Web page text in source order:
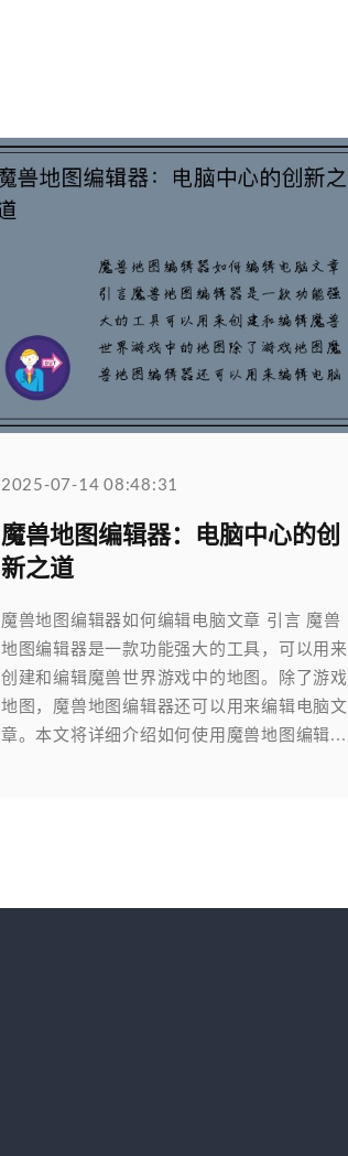
2025-07-14 08:48:31
魔兽地图编辑器：电脑中心的创
新之道
魔兽地图编辑器如何编辑电脑文章 引言 魔兽
地图编辑器是一款功能强大的工具，可以用来
创建和编辑魔兽世界游戏中的地图。除了游戏
地图，魔兽地图编辑器还可以用来编辑电脑文
章。本文将详细介绍如何使用魔兽地图编辑...